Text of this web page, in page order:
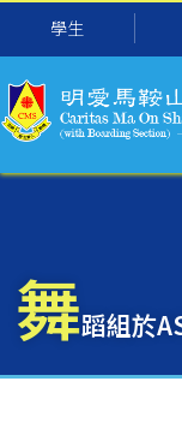
移至主內容
學生
导
航
舞蹈組於